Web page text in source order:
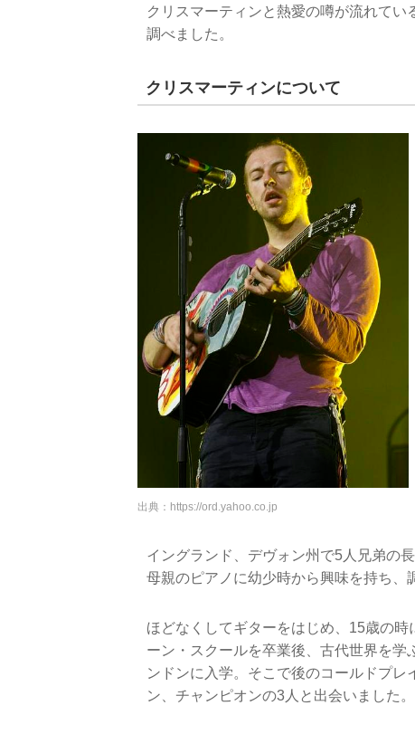
クリスマーティンと熱愛の噂が流れて
調べました。
クリスマーティンについて
出典： https://ord.yahoo.co.jp
イングランド、デヴォン州で5人兄弟の
母親のピアノに幼少時から興味を持ち、
ほどなくしてギターをはじめ、15歳の
ーン・スクールを卒業後、古代世界を学
ンドンに入学。そこで後のコールドプ
ン、チャンピオンの3人と出会いました。